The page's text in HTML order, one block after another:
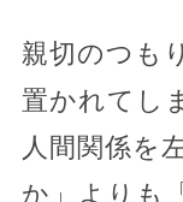
親切のつも
置かれてし
人間関係を
か」よりも